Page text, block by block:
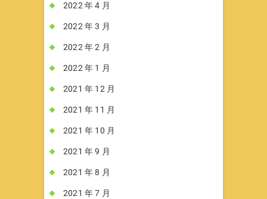
2022 年 4 月
2022 年 3 月
2022 年 2 月
2022 年 1 月
2021 年 12 月
2021 年 11 月
2021 年 10 月
2021 年 9 月
2021 年 8 月
2021 年 7 月